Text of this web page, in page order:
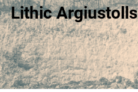
Lithic Argiustolls